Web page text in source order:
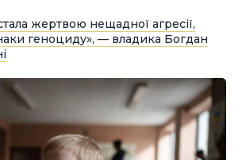
жертвою нещадної агресії,
геноциду», — владика Богдан